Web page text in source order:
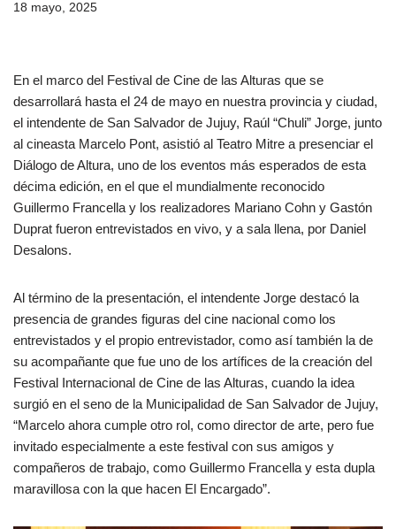
18 mayo, 2025
En el marco del Festival de Cine de las Alturas que se
desarrollará hasta el 24 de mayo en nuestra provincia y ciudad,
el intendente de San Salvador de Jujuy, Raúl “Chuli” Jorge, junto
al cineasta Marcelo Pont, asistió al Teatro Mitre a presenciar el
Diálogo de Altura, uno de los eventos más esperados de esta
décima edición, en el que el mundialmente reconocido
Guillermo Francella y los realizadores Mariano Cohn y Gastón
Duprat fueron entrevistados en vivo, y a sala llena, por Daniel
Desalons.
Al término de la presentación, el intendente Jorge destacó la
presencia de grandes figuras del cine nacional como los
entrevistados y el propio entrevistador, como así también la de
su acompañante que fue uno de los artífices de la creación del
Festival Internacional de Cine de las Alturas, cuando la idea
surgió en el seno de la Municipalidad de San Salvador de Jujuy,
“Marcelo ahora cumple otro rol, como director de arte, pero fue
invitado especialmente a este festival con sus amigos y
compañeros de trabajo, como Guillermo Francella y esta dupla
maravillosa con la que hacen El Encargado”.